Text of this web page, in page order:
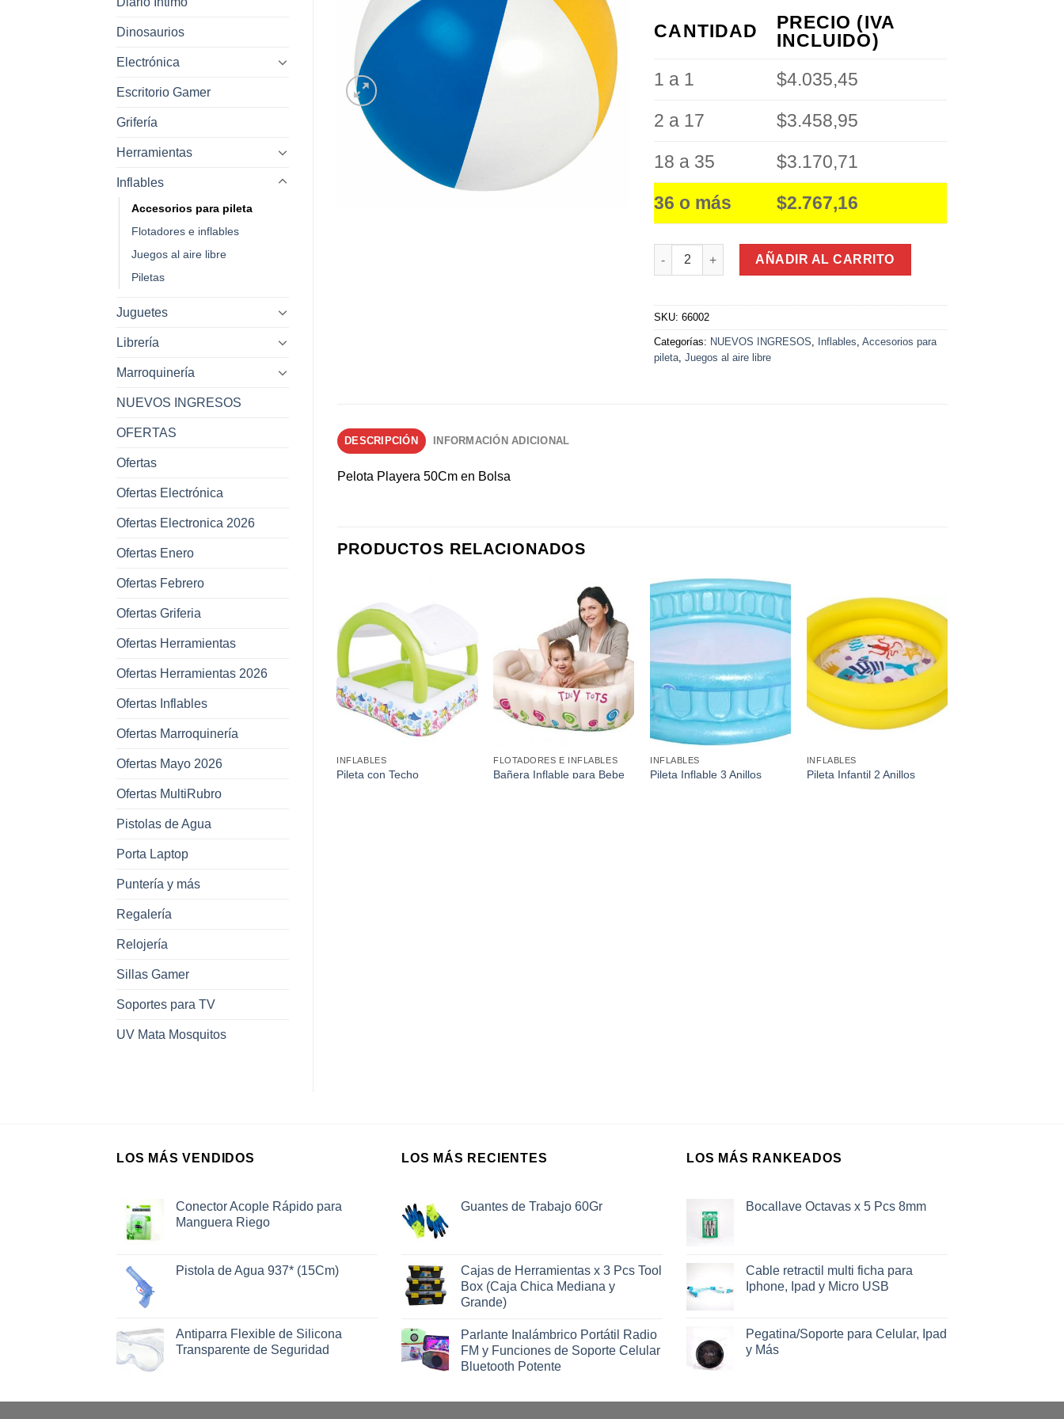
Dinosaurios
Electrónica
Escritorio Gamer
Grifería
Herramientas
Inflables
Accesorios para pileta
Flotadores e inflables
Juegos al aire libre
Piletas
Juguetes
Librería
Marroquinería
NUEVOS INGRESOS
OFERTAS
Ofertas
Ofertas Electrónica
Ofertas Electronica 2026
Ofertas Enero
Ofertas Febrero
Ofertas Griferia
Ofertas Herramientas
Ofertas Herramientas 2026
Ofertas Inflables
Ofertas Marroquinería
Ofertas Mayo 2026
Ofertas MultiRubro
Pistolas de Agua
Porta Laptop
Puntería y más
Regalería
Relojería
Sillas Gamer
Soportes para TV
UV Mata Mosquitos
favoritos
CANTIDAD
PRECIO (IVA
INCLUIDO)
1 a 1
$4.035,45
2 a 17 $3.458,95
18 a 35 $3.170,71
36 o más $2.767,16
Pelota Playera 50Cm en Bolsa cantidad
AÑADIR AL CARRITO
SKU:66002
Categorías: NUEVOS INGRESOS, Inflables,Accesorios para
pileta,Juegos al aire libre
DESCRIPCIÓN INFORMACIÓN ADICIONAL
Pelota Playera 50Cm en Bolsa
PRODUCTOS RELACIONADOS
Añadir a
INFLABLES
Pileta con Techo
Añadir a
favoritos
FLOTADORES E INFLABLES
Bañera Inflable para Bebe
favoritos
INFLABLES
Pileta Inflable 3 Anillos
Añadir a
favoritos
INFLABLES
Pileta Infantil 2 Anillos
Añadir a
Estampado Donuts Animal
ACCESORIOS PARA PILETA
Flotador Tucán Grande
128Cm x 104Cm x 60Cm
LOS MÁS VENDIDOS
Conector Acople Rápido para
Manguera Riego
Pistola de Agua 937* (15Cm)
Antiparra Flexible de Silicona
Transparente de Seguridad
LOS MÁS RECIENTES
Guantes de Trabajo 60Gr
Cajas de Herramientas x 3 Pcs Tool
Box (Caja Chica Mediana y
Grande)
Parlante Inalámbrico Portátil Radio
FM y Funciones de Soporte Celular
Bluetooth Potente
LOS MÁS RANKEADOS
Bocallave Octavas x 5 Pcs 8mm
Cable retractil multi ficha para
Iphone, Ipad y Micro USB
Pegatina/Soporte para Celular, Ipad
y Más